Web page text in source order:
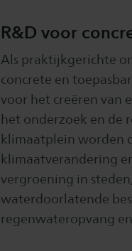
R&D voor
Als praktijkgerichte
concrete en
voor het creëren van
het onderzoek en de
klimaatplein worden
klimaatverandering
vergroening in
waterdoorlatende
regenwateropvang